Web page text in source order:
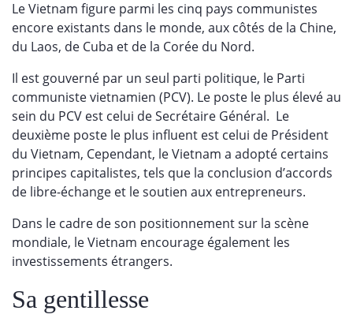
Le Vietnam figure parmi les cinq pays communistes
encore existants dans le monde, aux côtés de la Chine,
du Laos, de Cuba et de la Corée du Nord.
Il est gouverné par un seul parti politique, le Parti
communiste vietnamien (PCV). Le poste le plus élevé au
sein du PCV est celui de Secrétaire Général. Le
deuxième poste le plus influent est celui de Président
du Vietnam, Cependant, le Vietnam a adopté certains
principes capitalistes, tels que la conclusion d’accords
de libre-échange et le soutien aux entrepreneurs.
Dans le cadre de son positionnement sur la scène
mondiale, le Vietnam encourage également les
investissements étrangers.
Sa gentillesse